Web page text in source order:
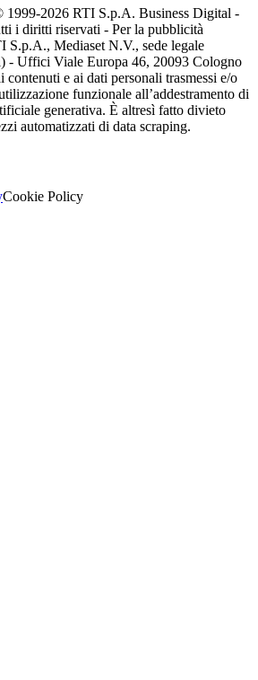
1999-2026 RTI S.p.A. Business Digital -
i diritti riservati - Per la pubblicità
S.p.A., Mediaset N.V., sede legale
- Uffici Viale Europa 46, 20093 Cologno
contenuti e ai dati personali trasmessi e/o
funzionale all’addestramento di
generativa. È altresì fatto divieto
automatizzati di data scraping.
Cookie Policy